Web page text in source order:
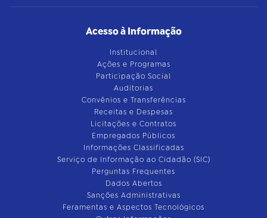
Acesso à Informação
Institucional
Ações e Programas
Participação Social
Auditorias
Convênios e Transferências
Receitas e Despesas
Licitações e Contratos
Empregados Públicos
Informações Classificadas
Serviço de Informação ao Cidadão (SIC)
Perguntas Frequentes
Dados Abertos
Sanções Administrativas
Feramentas e Aspectos Tecnológicos